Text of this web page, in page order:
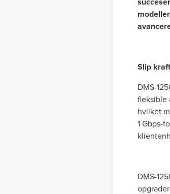
Slip
DMS-
fleksible
hvilket
1 Gbps-
DMS-